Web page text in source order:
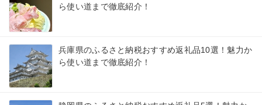
ら使い道まで徹底紹介！
兵庫県のふるさと納税おすすめ返礼品10選！魅力か
ら使い道まで徹底紹介！